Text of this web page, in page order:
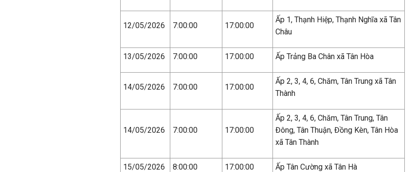
12/05/2026 7:00:00 17:00:00
Ấp 1, Thạnh Hiệp, Thạnh Nghĩa xã Tân
Châu
13/05/2026 7:00:00 17:00:00 Ấp Trảng Ba Chân xã Tân Hòa
14/05/2026 7:00:00 17:00:00
Ấp 2, 3, 4, 6, Chăm, Tân Trung xã Tân
Thành
14/05/2026 7:00:00 17:00:00
Ấp 2, 3, 4, 6, Chăm, Tân Trung, Tân
Đông, Tân Thuận, Đồng Kèn, Tân Hòa
xã Tân Thành
15/05/2026 8:00:00 17:00:00 Ấp Tân Cường xã Tân Hà